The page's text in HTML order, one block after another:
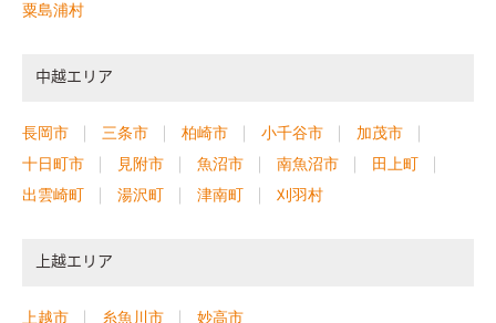
粟島浦村
中越エリア
長岡市 三条市 柏崎市 小千谷市
加茂市
十日町市
見附市 魚沼市 南魚沼市
田上町
出雲崎町
湯沢町 津南町 刈羽村
上越エリア
上越市 糸魚川市 妙高市